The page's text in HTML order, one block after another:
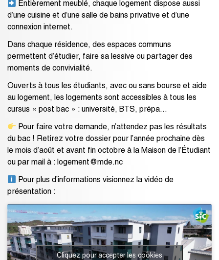
Entièrement meublé, chaque logement dispose aussi
d’une cuisine et d’une salle de bains privative et d’une
connexion internet.
Dans chaque résidence, des espaces communs
permettent d’étudier, faire sa lessive ou partager des
moments de convivialité.
Ouverts à tous les étudiants, avec ou sans bourse et aide
au logement, les logements sont accessibles à tous les
cursus « post bac » : université, BTS, prépa…
Pour faire votre demande, n’attendez pas les résultats
du bac ! Retirez votre dossier pour l’année prochaine dès
le mois d’août et avant fin octobre à la Maison de l’Étudiant
ou par mail à : logement@mde.nc
Pour plus d’informations visionnez la vidéo de
présentation :
Cliquez pour accepter les cookies